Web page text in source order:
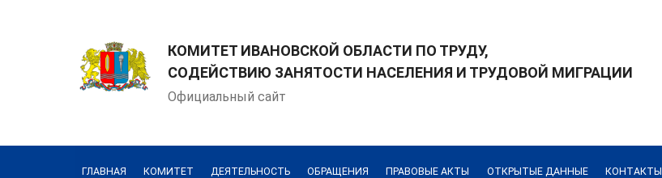
КОМИТЕТ ИВАНОВСКОЙ ОБЛАСТИ ПО ТРУДУ,
СОДЕЙСТВИЮ ЗАНЯТОСТИ НАСЕЛЕНИЯ И ТРУДОВОЙ МИГРАЦИИ
Официальный сайт
ГЛАВНАЯ КОМИТЕТ ДЕЯТЕЛЬНОСТЬ ОБРАЩЕНИЯ ПРАВОВЫЕ АКТЫ ОТКРЫТЫЕ ДАННЫЕ КОНТАКТЫ